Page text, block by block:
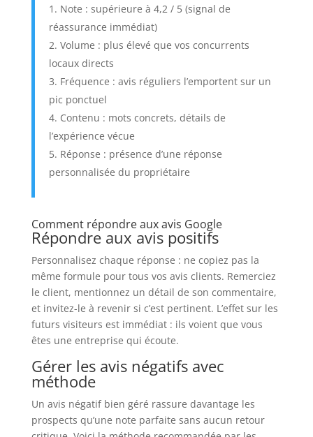
Note : supérieure à 4,2 / 5 (signal de
réassurance immédiat)
Volume : plus élevé que vos concurrents
locaux directs
Fréquence : avis réguliers l’emportent sur un
pic ponctuel
Contenu : mots concrets, détails de
l’expérience vécue
Réponse : présence d’une réponse
personnalisée du propriétaire
Comment répondre aux avis Google
Répondre aux avis positifs
Personnalisez chaque réponse : ne copiez pas la
même formule pour tous vos avis clients. Remerciez
le client, mentionnez un détail de son commentaire,
et invitez-le à revenir si c’est pertinent. L’effet sur les
futurs visiteurs est immédiat : ils voient que vous
êtes une entreprise qui écoute.
Gérer les avis négatifs avec
méthode
Un avis négatif bien géré rassure davantage les
prospects qu’une note parfaite sans aucun retour